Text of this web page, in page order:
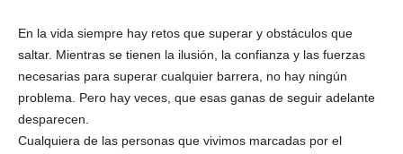
En la vida siempre hay retos que superar y obstáculos que
saltar. Mientras se tienen la ilusión, la confianza y las fuerzas
necesarias para superar cualquier barrera, no hay ningún
problema. Pero hay veces, que esas ganas de seguir adelante
desparecen.
Cualquiera de las personas que vivimos marcadas por el